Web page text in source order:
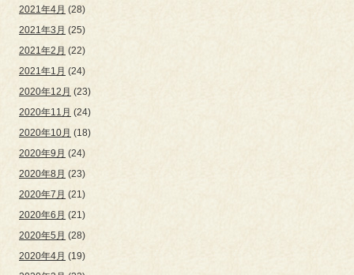
2021年4月 (28)
2021年3月 (25)
2021年2月 (22)
2021年1月 (24)
2020年12月 (23)
2020年11月 (24)
2020年10月 (18)
2020年9月 (24)
2020年8月 (23)
2020年7月 (21)
2020年6月 (21)
2020年5月 (28)
2020年4月 (19)